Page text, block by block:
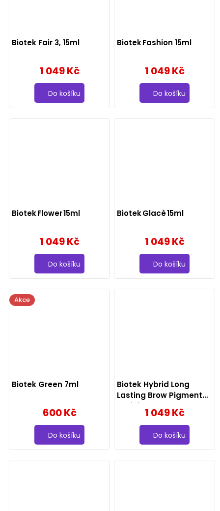
Biotek Fair 3, 15ml
1 049 Kč
Do košíku
Biotek Fashion 15ml
1 049 Kč
Do košíku
Biotek Flower 15ml
1 049 Kč
Do košíku
Biotek Glacè 15ml
1 049 Kč
Do košíku
Akce
Biotek Green 7ml
600 Kč
Do košíku
Biotek Hybrid Long
Lasting Brow Pigment
Bellini 15ml1 049 Kč
Do košíku